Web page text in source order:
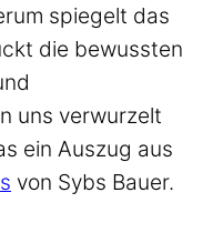
spiegelt das
die bewussten
uns verwurzelt
ein Auszug aus
von Sybs Bauer.